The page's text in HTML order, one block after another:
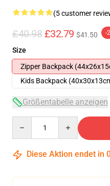
(5 customer
£40.98 £32.79 $41.50 -
Size
Zipper Backpack
Kids Backpack
Größentabelle anzeigen
Diese Aktion endet in